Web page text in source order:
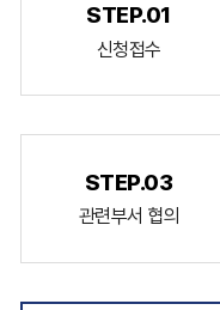
STEP.01
신청접수
STEP.03
관련부서 협의